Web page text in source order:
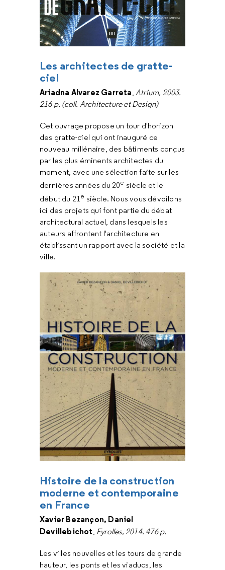
Les architectes de gratte-
ciel
Ariadna Alvarez Garreta,Atrium, 2003.
216 p. (coll. Architecture et Design)
Cet ouvrage propose un tour d'horizon
des gratte-ciel qui ont inauguré ce
nouveau millénaire, des bâtiments conçus
par les plus éminents architectes du
moment, avec une sélection faite sur les
dernières années du 20e siècle et le
début du 21e siècle. Nous vous dévoilons
ici des projets qui font partie du débat
architectural actuel, dans lesquels les
auteurs affrontent l'architecture en
établissant un rapport avec la société et la
ville.
Histoire de la construction
moderne et contemporaine
en France
Xavier Bezançon, Daniel
Devillebichot, Eyrolles, 2014. 476 p.
Les villes nouvelles et les tours de grande
hauteur, les ponts et les viaducs, les